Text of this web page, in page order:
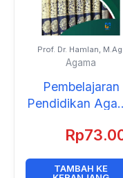
Prof. Dr. Hamlan, M.Ag.
Agama
Pembelajaran
Pendidikan
Nilai Ekologis
Etnis Kaili
Rp
TAMBAH KE